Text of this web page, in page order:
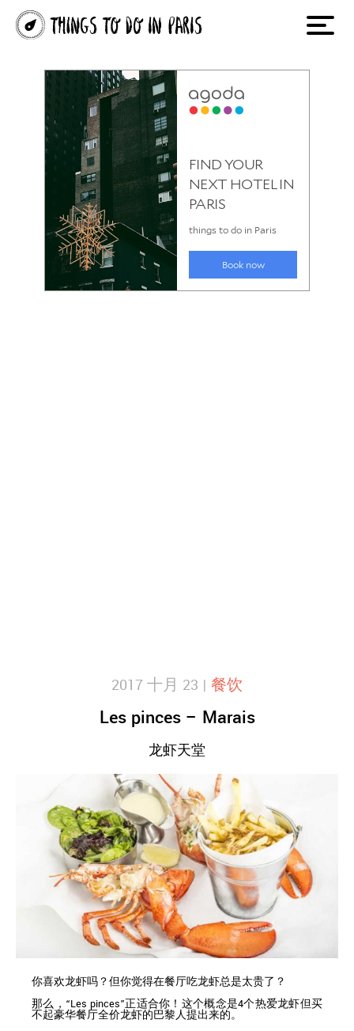
2017 十月 23 | 餐饮
Les pinces – Marais
龙虾天堂
你喜欢龙虾吗？但你觉得在餐厅吃龙虾总是太贵了？
那么，“Les pinces”正适合你！这个概念是4个热爱龙虾但买
不起豪华餐厅全价龙虾的巴黎人提出来的。